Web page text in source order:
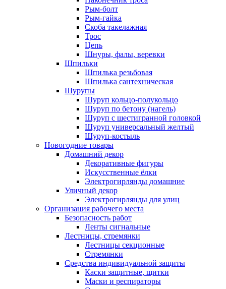
Рым-болт
Рым-гайка
Скоба такелажная
Трос
Цепь
Шнуры, фалы, веревки
Шпильки
Шпилька резьбовая
Шпилька сантехническая
Шурупы
Шуруп кольцо-полукольцо
Шуруп по бетону (нагель)
Шуруп с шестигранной головкой
Шуруп универсальный желтый
Шуруп-костыль
Новогодние товары
Домашний декор
Декоративные фигуры
Искусственные ёлки
Электрогирлянды домашние
Уличный декор
Электрогирлянды для улиц
Организация рабочего места
Безопасность работ
Ленты сигнальные
Лестницы, стремянки
Лестницы секционные
Стремянки
Средства индивидуальной защиты
Каски защитные, щитки
Маски и респираторы